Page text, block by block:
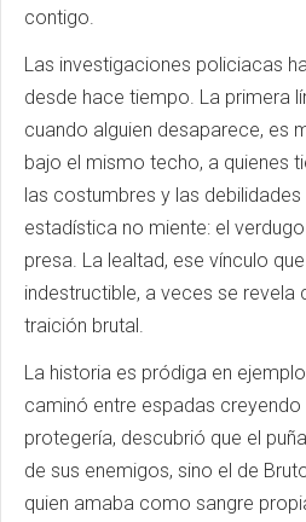
contigo.
Las investigaciones policiacas
desde hace tiempo. La primera
cuando alguien desaparece, es
bajo el mismo techo, a quienes
las costumbres y las
estadística no miente: el
presa. La lealtad, ese vínculo
indestructible, a veces se
traición brutal.
La historia es pródiga en
caminó entre espadas
protegería, descubrió que el
de sus enemigos, sino el de
quien amaba como sangre